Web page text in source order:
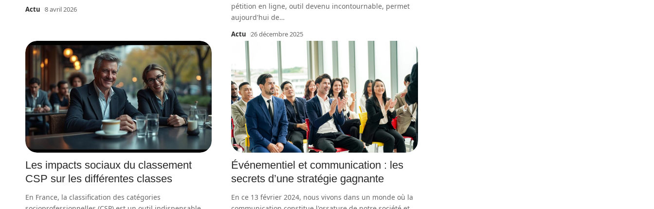
Actu 8 avril 2026
pétition en ligne, outil devenu incontournable, permet
aujourd'hui de…
Actu 26 décembre 2025
Les impacts sociaux du classement
CSP sur les différentes classes
En France, la classification des catégories
Événementiel et communication : les
secrets d’une stratégie gagnante
En ce 13 février 2024, nous vivons dans un monde où la